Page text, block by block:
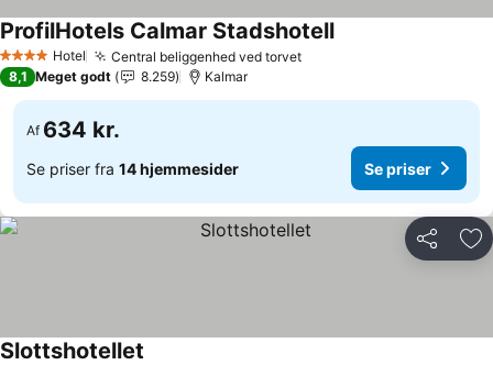
4 StjernerHotel Central beliggenhed ved torvet
ProfilHotels Calmar Stadshotell
8,1 Meget godt 8.259 Kalmar
Af 634 kr.
Se priser fra 14 hjemmesider Se priser
Del
Slottshotellet